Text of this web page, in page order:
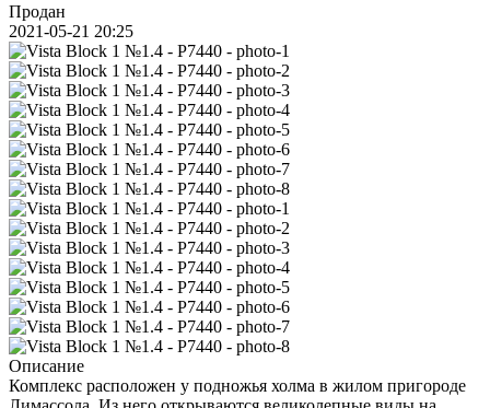
Продан
2021-05-21 20:25
Описание
Комплекс расположен у подножья холма в жилом пригороде